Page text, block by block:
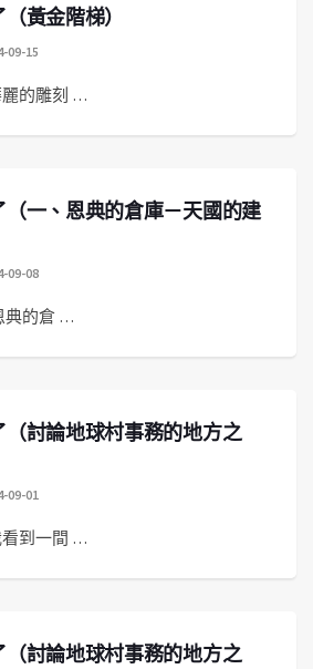
黃金階梯）
09-15
的雕刻 …
（一、恩典的倉庫－天國的建
09-08
典的倉 …
（討論地球村事務的地方之
09-01
到一間 …
（討論地球村事務的地方之